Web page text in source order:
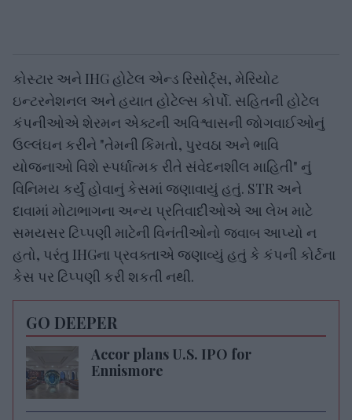
કોસ્ટાર અને IHG હોટેલ એન્ડ રિસોર્ટ્સ, મેરિયોટ
ઇન્ટરનેશનલ અને હયાત હોટેલ્સ કોર્પો. સહિતની હોટેલ
કંપનીઓએ શેરમન એક્ટની અવિશ્વાસની જોગવાઈઓનું
ઉલ્લંઘન કરીને "તેમની કિંમતો, પુરવઠા અને ભાવિ
યોજનાઓ વિશે સ્પર્ધાત્મક રીતે સંવેદનશીલ માહિતી" નું
વિનિમય કર્યું હોવાનું કેસમાં જણાવાયું હતું. STR અને
દાવામાં મોટાભાગના અન્ય પ્રતિવાદીઓએ આ લેખ માટે
સમયસર ટિપ્પણી માટેની વિનંતીઓનો જવાબ આપ્યો ન
હતો, પરંતુ IHGના પ્રવક્તાએ જણાવ્યું હતું કે કંપની કોર્ટના
કેસ પર ટિપ્પણી કરી શકતી નથી.
GO DEEPER
Accor plans U.S. IPO for
Ennismore